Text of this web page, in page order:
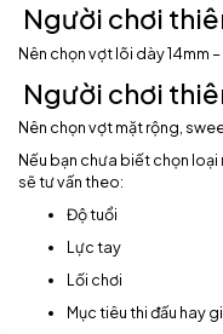
Người chơi
Nên chọn vợt lõi dày 14mm
Người chơi
Nên chọn vợt mặt rộng,
Nếu bạn chưa biết chọn
sẽ tư vấn theo:
Độ tuổi
Lực tay
Lối chơi
Mục tiêu thi đấu hay